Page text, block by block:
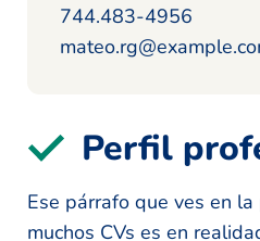
744.483-4956
Perfil
Ese párrafo que ves en
muchos CVs es en